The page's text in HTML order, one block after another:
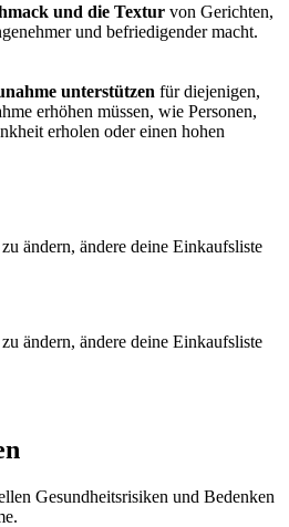
und die Textur von Gerichten,
und befriedigender macht.
unterstützen für diejenigen,
erhöhen müssen, wie Personen,
erholen oder einen hohen
ändern, ändere deine Einkaufsliste
ändern, ändere deine Einkaufsliste
Gesundheitsrisiken und Bedenken